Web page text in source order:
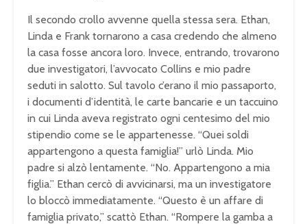
Il secondo crollo avvenne quella stessa sera. Ethan,
Linda e Frank tornarono a casa credendo che almeno
la casa fosse ancora loro. Invece, entrando, trovarono
due investigatori, l’avvocato Collins e mio padre
seduti in salotto. Sul tavolo c’erano il mio passaporto,
i documenti d’identità, le carte bancarie e un taccuino
in cui Linda aveva registrato ogni centesimo del mio
stipendio come se le appartenesse. “Quei soldi
appartengono a questa famiglia!” urlò Linda. Mio
padre si alzò lentamente. “No. Appartengono a mia
figlia.” Ethan cercò di avvicinarsi, ma un investigatore
lo bloccò immediatamente. “Questo è un affare di
famiglia privato,” scattò Ethan. “Rompere la gamba a